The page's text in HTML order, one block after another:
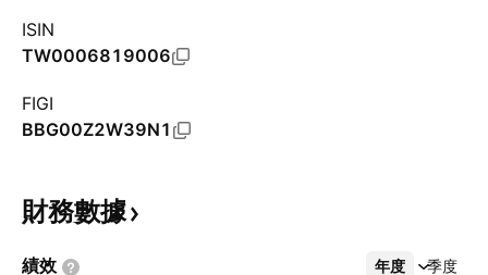
ISIN
TW0006819006
FIGI
BBG00Z2W39N1
財務數據
績效 年度 季度
更多